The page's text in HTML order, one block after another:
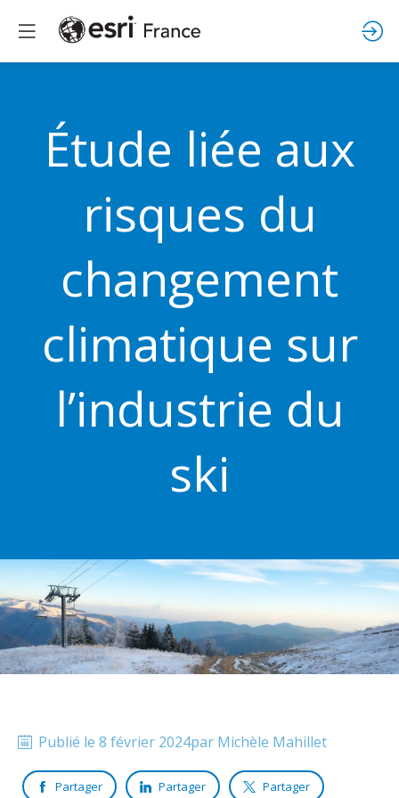
Étude liée aux
risques du
changement
climatique sur
l’industrie du
ski
Publié le 8 février 2024par Michèle Mahillet
Partager Partager Partager